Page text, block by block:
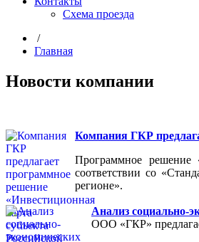
Схема проезда
/
Главная
Новости компании
Компания ГКР
Программное решение
соответствии со
регионе».
Анализ социально-
ООО «ГКР»